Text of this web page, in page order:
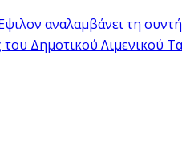
αναλαμβάνει τη
Δημοτικού Λιμενικού